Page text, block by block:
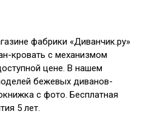
фабрики «Диванчик.ру»
кровать с механизмом
цене. В нашем
бежевых диванов-
с фото. Бесплатная
5 лет.